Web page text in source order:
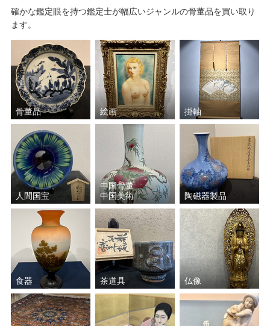
確かな鑑定眼を持つ鑑定士が幅広いジャンルの骨董品を買い取り
ます。
骨董品 絵画 掛軸
人間国宝
中国骨董
中国美術
陶磁器製品
食器 茶道具 仏像